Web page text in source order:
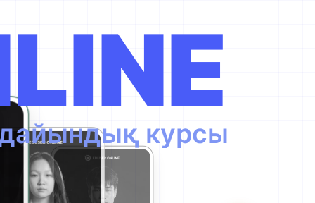
курсы